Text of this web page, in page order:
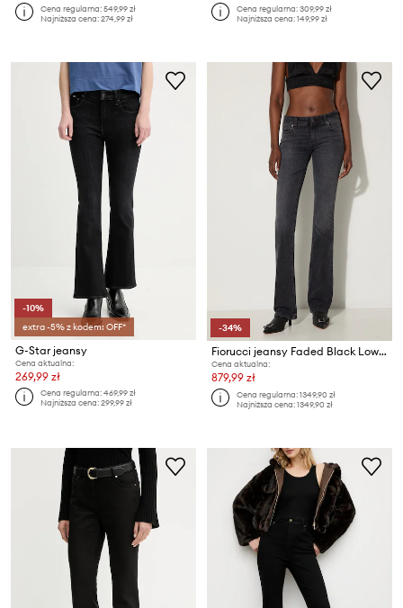
Cena regularna:549,99 zł
Najniższa cena:274,99 zł
Cena regularna:309,99 zł
Najniższa cena:149,99 zł
-10%
extra -5% z kodem: OFF*
G-Star jeansy
Cena aktualna:
269,99 zł
Cena regularna:469,99 zł
Najniższa cena:299,99 zł
-34%
Fiorucci jeansy Faded Black Low Rise Bootcut Jeans
Cena aktualna:
879,99 zł
Cena regularna:1349,90 zł
Najniższa cena:1349,90 zł